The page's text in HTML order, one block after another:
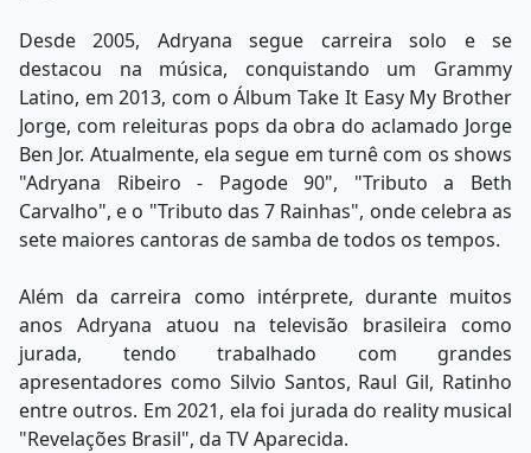
Desde 2005, Adryana segue carreira solo e se
destacou na música, conquistando um Grammy
Latino, em 2013, com o Álbum Take It Easy My Brother
Jorge, com releituras pops da obra do aclamado Jorge
Ben Jor. Atualmente, ela segue em turnê com os shows
"Adryana Ribeiro - Pagode 90", "Tributo a Beth
Carvalho", e o "Tributo das 7 Rainhas", onde celebra as
sete maiores cantoras de samba de todos os tempos.
Além da carreira como intérprete, durante muitos
anos Adryana atuou na televisão brasileira como
jurada, tendo trabalhado com grandes
apresentadores como Silvio Santos, Raul Gil, Ratinho
entre outros. Em 2021, ela foi jurada do reality musical
"Revelações Brasil", da TV Aparecida.